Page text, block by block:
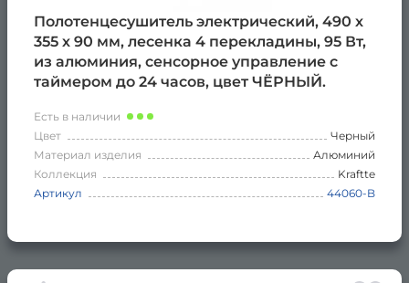
Полотенцесушитель электрический, 490 х
355 х 90 мм, лесенка 4 перекладины, 95 Вт,
из алюминия, сенсорное управление с
таймером до 24 часов, цвет ЧЁРНЫЙ.
Есть в наличии
Цвет
Черный
Материал изделия
Алюминий
Коллекция
Kraftte
Артикул
44060-B